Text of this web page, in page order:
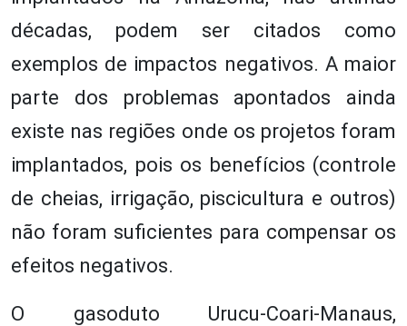
décadas, podem ser citados como
exemplos de impactos negativos. A maior
parte dos problemas apontados ainda
existe nas regiões onde os projetos foram
implantados, pois os benefícios (controle
de cheias, irrigação, piscicultura e outros)
não foram suficientes para compensar os
efeitos negativos.
O gasoduto Urucu-Coari-Manaus,